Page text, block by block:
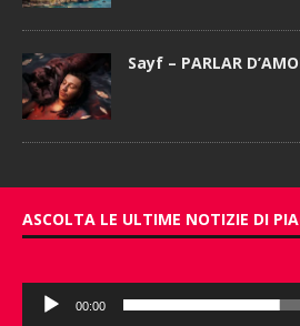
Sayf – PARLAR
ASCOLTA LE ULTIME NOTIZIE DI
Audio
Player
00:00